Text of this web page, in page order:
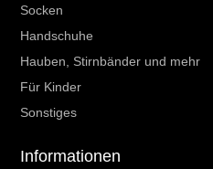
Socken
Handschuhe
Hauben, Stirnbänder und mehr
Für Kinder
Sonstiges
Informationen